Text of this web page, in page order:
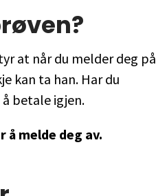
at når du melder deg på
kan ta han. Har du
betale igjen.
melde deg av.